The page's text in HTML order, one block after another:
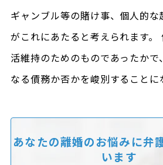
ギャンブル等の賭け事、個人的
がこれにあたると考えられます
活維持のためのものであったかで
なる債務か否かを峻別することに
あなたの離婚のお悩みに弁
います